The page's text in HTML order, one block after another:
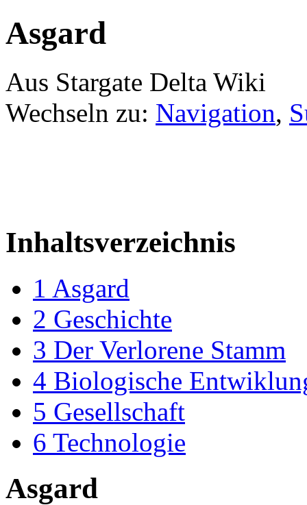
Asgard
Aus Stargate Delta Wiki
Wechseln zu: Navigation,
Inhaltsverzeichnis
1 Asgard
2 Geschichte
3 Der Verlorene Stamm
4 Biologische
5 Gesellschaft
6 Technologie
Asgard